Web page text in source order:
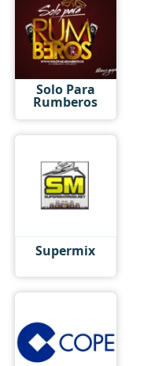
Solo Para
Rumberos
Supermix